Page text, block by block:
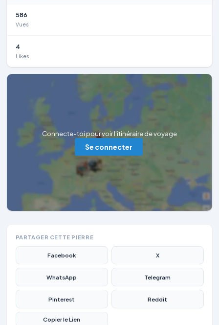
586
Vues
4
Likes
Connecte-toi pour voir l'itinéraire de voyage
Se connecter
PARTAGER CETTE PIERRE
Facebook X
WhatsApp Telegram
Pinterest Reddit
Copier le Lien